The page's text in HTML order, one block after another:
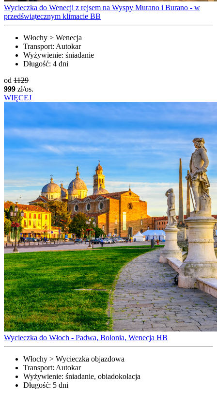
Wycieczka do Wenecji z rejsem na Wyspy Murano i Burano - w
przedświątecznym klimacie BB
Włochy > Wenecja
Transport: Autokar
Wyżywienie: śniadanie
Długość: 4 dni
od 1129
999 zł/os.
WIĘCEJ
Wycieczka do Włoch - Padwa, Bolonia, Wenecja HB
Włochy > Wycieczka objazdowa
Transport: Autokar
Wyżywienie: śniadanie, obiadokolacja
Długość: 5 dni